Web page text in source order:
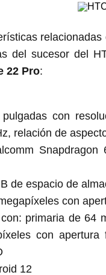
del sucesor del
22 Pro:
con
relación de
de espacio de
con
primaria de 64
con
12